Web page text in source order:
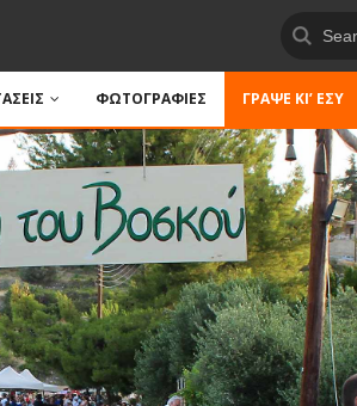
ΦΩΤΟΓΡΑΦΙΕΣ ΓΡΆΨΕ ΚΙ’ ΕΣΎ